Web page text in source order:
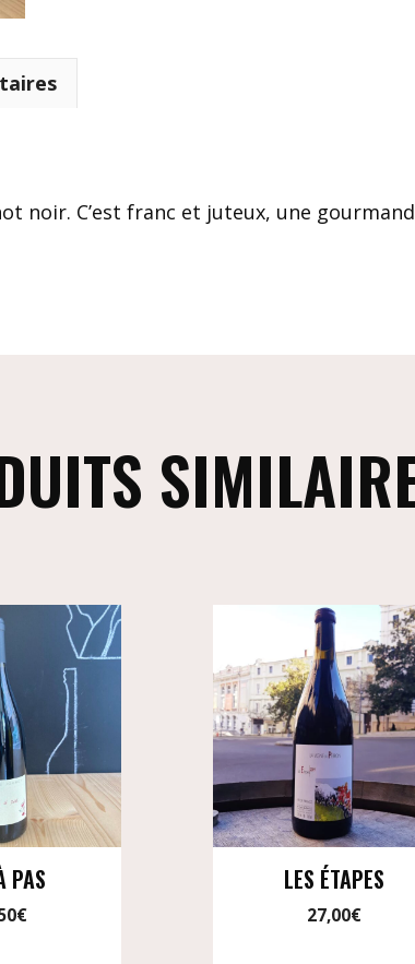
noir. C’est franc et juteux, une
PAS
€
LES ÉTAPES
27,00€